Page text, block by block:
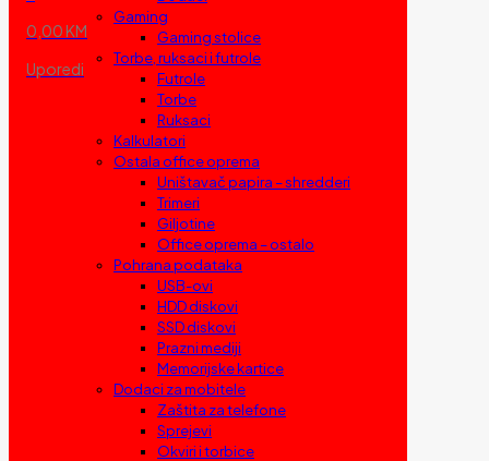
0,00 KM
Uporedi
Gaming
Gaming stolice
Torbe, ruksaci i futrole
Futrole
Torbe
Ruksaci
Kalkulatori
Ostala office oprema
Uništavač papira – shredderi
Trimeri
Giljotine
Office oprema – ostalo
Pohrana podataka
USB-ovi
HDD diskovi
SSD diskovi
Prazni mediji
Memorijske kartice
Dodaci za mobitele
Zaštita za telefone
Sprejevi
Okviri i torbice